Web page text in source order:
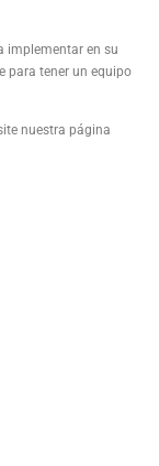
implementar en su
para tener un equipo
nuestra página